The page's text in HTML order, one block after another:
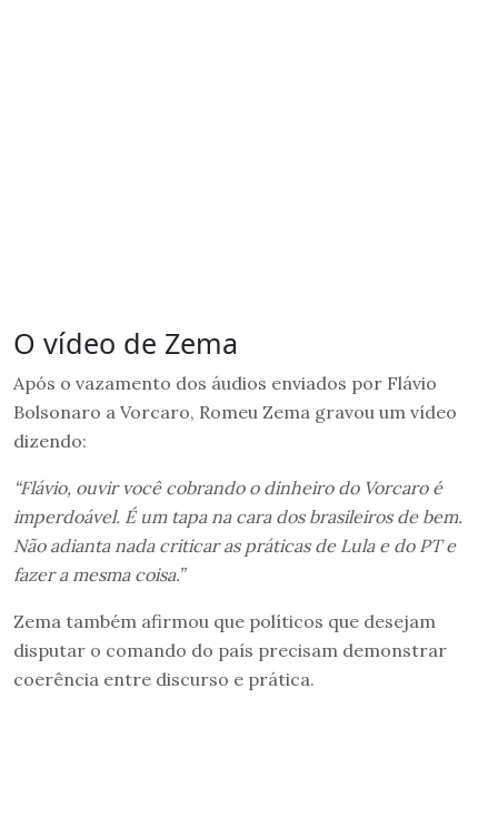
O vídeo de Zema
Após o vazamento dos áudios enviados por Flávio
Bolsonaro a Vorcaro, Romeu Zema gravou um vídeo
dizendo:
“Flávio, ouvir você cobrando o dinheiro do Vorcaro é
imperdoável. É um tapa na cara dos brasileiros de bem.
Não adianta nada criticar as práticas de Lula e do PT e
fazer a mesma coisa.”
Zema também afirmou que políticos que desejam
disputar o comando do país precisam demonstrar
coerência entre discurso e prática.